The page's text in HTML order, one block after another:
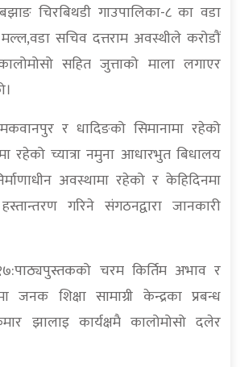
चिरबिथडी गाउपालिका-८ का वडा
सचिव दत्तराम अवस्थीले करोडौं
सहित जुत्ताको माला लगाएर
र धादिङको सिमानामा रहेको
रहेको च्यात्रा नमुना आधारभुत बिधालय
अवस्थामा रहेको र केहिदिनमा
गरिने संगठनद्वारा जानकारी
चरम किर्तिम अभाव र
जनक शिक्षा सामाग्री केन्द्रका प्रबन्ध
झालाइ कार्यक्षमै कालोमोसो दलेर